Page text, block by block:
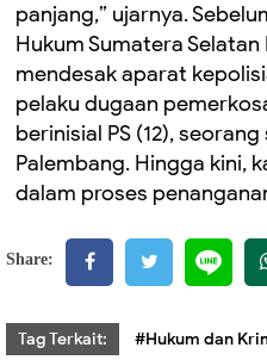
panjang,” ujarnya.
Hukum Sumatera
mendesak aparat
pelaku dugaan
berinisial PS (12),
Palembang. Hingga kini,
dalam proses
Share:
Tag Terkait: #Hukum dan